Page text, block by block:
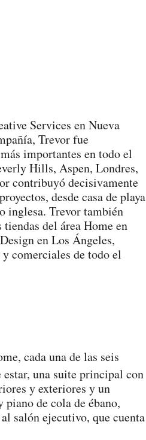
Services en Nueva
Trevor fue
importantes en todo el
Hills, Aspen, Londres,
contribuyó decisivamente
desde casa de playa
inglesa. Trevor también
del área Home en
en Los Ángeles,
comerciales de todo el
cada una de las seis
estar, una suite principal con
y exteriores y un
piano de cola de ébano,
salón ejecutivo, que cuenta